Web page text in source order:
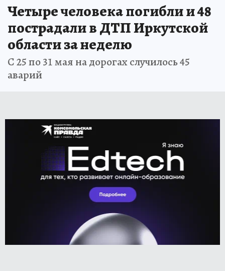
Четыре человека погибли и 48
пострадали в ДТП Иркутской
области за неделю
С 25 по 31 мая на дорогах случилось 45
аварий